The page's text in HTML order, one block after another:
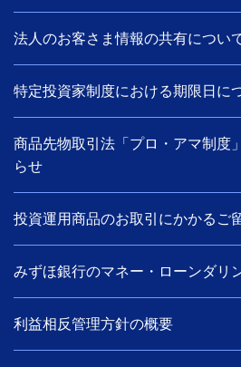
法人のお客さま情報の共有につい
特定投資家制度における期限日に
商品先物取引法「プロ・アマ制度
らせ
投資運用商品のお取引にかかるご
みずほ銀行のマネー・ローンダリ
利益相反管理方針の概要